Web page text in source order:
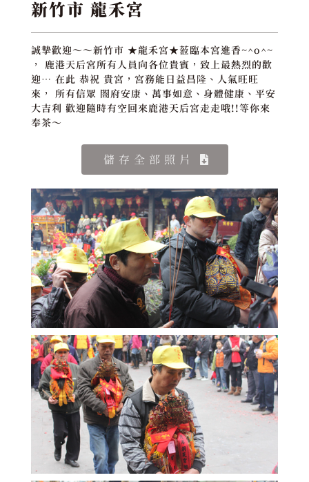
新竹市 龍禾宮
誠摯歡迎～～新竹市 ★龍禾宮★蒞臨本宮進香~^o^~
， 鹿港天后宮所有人員向各位貴賓，致上最熱烈的歡
迎… 在此 恭祝 貴宮，宮務能日益昌隆、人氣旺旺
來， 所有信眾 閤府安康、萬事如意、身體健康、平安
大吉利 歡迎隨時有空回來鹿港天后宮走走哦!!等你來
奉茶～
儲存全部照片